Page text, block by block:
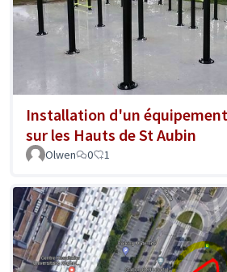
Installation d'un
sur les Hauts de St Aubin
Olwen 0 1